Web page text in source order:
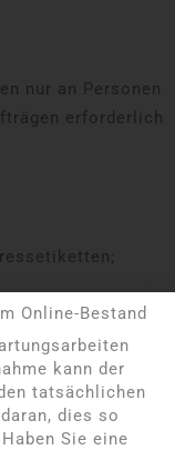
nur an Personen
erforderlich
Newsletters.
im
Online-Bestand
kann der
tatsächlichen
dies so
Sie eine